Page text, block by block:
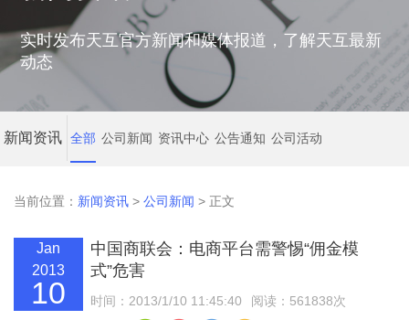
实时发布天互官方新闻和媒体报道，了解天互最新
动态
新闻资讯 全部 公司新闻 资讯中心 公告通知 公司活动
当前位置： 新闻资讯 >公司新闻 > 正文
Jan
2013
10
中国商联会：电商平台需警惕“佣金模
式”危害
时间：2013/1/10 11:45:40
阅读：561838次